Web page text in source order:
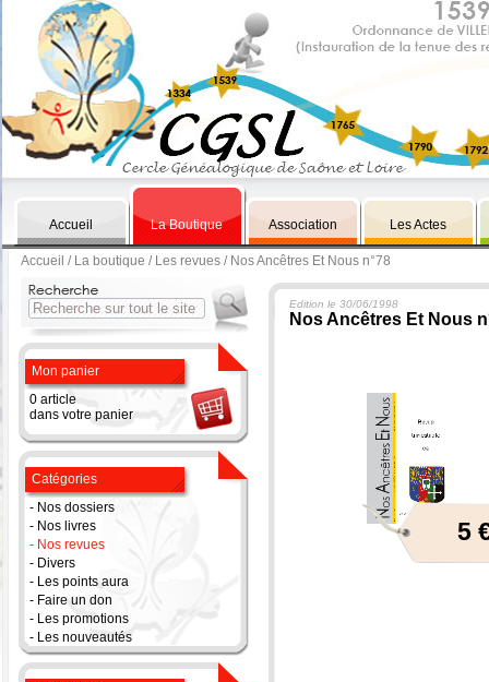
Accueil La Boutique Association Les Actes
Accueil / La boutique / Les revues / Nos Ancêtres Et Nous n°78
Mon panier
0 article
dans votre panier
Catégories
- Nos dossiers
- Nos livres
- Nos revues
- Divers
- Les points aura
- Faire un don
- Les promotions
- Les nouveautés
Edition le 30/06/1998
Nos Ancêtres Et Nous
5